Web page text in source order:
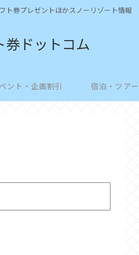
ト券プレゼントほかスノーリゾート情報
券ドットコム
ント・企画割引 宿泊・ツアー